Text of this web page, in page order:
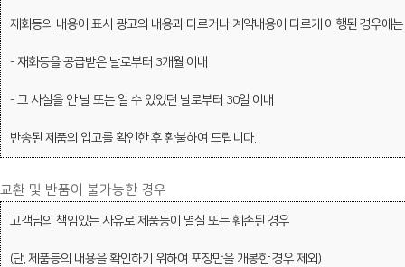
재화등의 내용이 표시 광고의 내용과 다르거나 계약내용이 다르게 이행된 경우에는
- 재화등을 공급받은 날로부터 3개월 이내
- 그 사실을 안 날 또는 알 수 있었던 날로부터 30일 이내
반송된 제품의 입고를 확인한 후 환불하여 드립니다.
교환 및 반품이 불가능한 경우
고객님의 책임있는 사유로 제품등이 멸실 또는 훼손된 경우
(단, 제품등의 내용을 확인하기 위하여 포장만을 개봉한 경우 제외)